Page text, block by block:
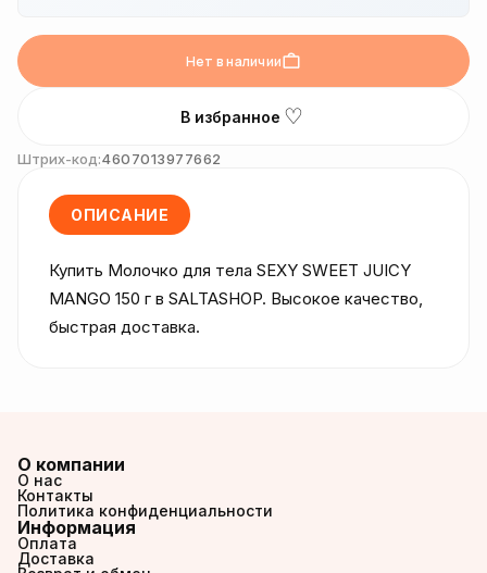
Нет в наличии
В избранное ♡
Штрих-код:4607013977662
ОПИСАНИЕ
Купить Молочко для тела SEXY SWEET JUICY
MANGO 150 г в SALTASHOP. Высокое качество,
быстрая доставка.
О компании
О нас
Контакты
Политика конфиденциальности
Информация
Оплата
Доставка